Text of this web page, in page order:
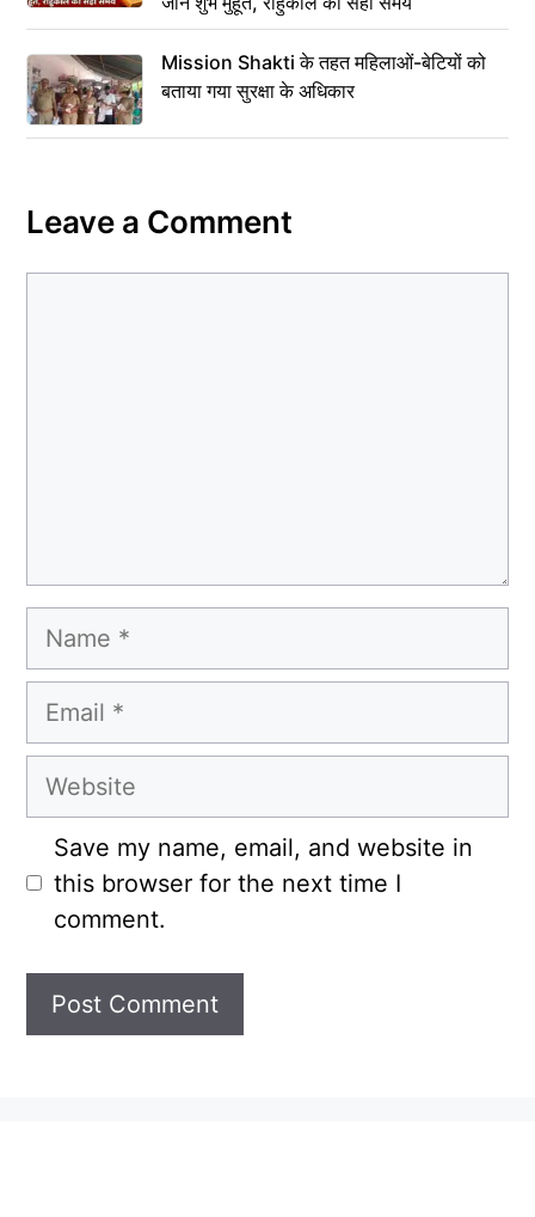
Mission Shakti के तहत महिलाओं-बेटियों को
बताया गया सुरक्षा के अधिकार
Leave a Comment
Name
Email
Website
Save my name, email, and website in
this browser for the next time I
comment.